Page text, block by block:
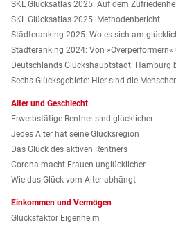
SKL Glücksatlas 2025: Auf dem
SKL Glücksatlas 2025: Methodenbericht
Städteranking 2025: Wo es sich am
Städteranking 2024: Von »Over­performern«
Deutschlands Glückshauptstadt: Hamburg
Sechs Glücksgebiete: Hier sind die
Alter und Geschlecht
Erwerbstätige Rentner sind glücklicher
Jedes Alter hat seine Glücksregion
Das Glück des aktiven Rentners
Corona macht Frauen unglücklicher
Wie das Glück vom Alter abhängt
Einkommen und Vermögen
Glücksfaktor Eigenheim